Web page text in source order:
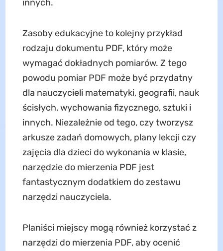
innych.
Zasoby edukacyjne to kolejny przykład
rodzaju dokumentu PDF, który może
wymagać dokładnych pomiarów. Z tego
powodu pomiar PDF może być przydatny
dla nauczycieli matematyki, geografii, nauk
ścisłych, wychowania fizycznego, sztuki i
innych. Niezależnie od tego, czy tworzysz
arkusze zadań domowych, plany lekcji czy
zajęcia dla dzieci do wykonania w klasie,
narzędzie do mierzenia PDF jest
fantastycznym dodatkiem do zestawu
narzędzi nauczyciela.
Planiści miejscy mogą również korzystać z
narzędzi do mierzenia PDF, aby ocenić